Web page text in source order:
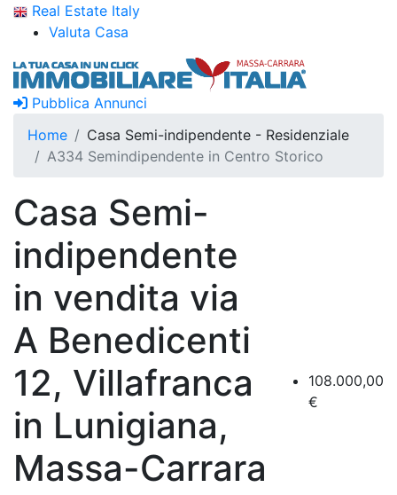
Real Estate Italy
Valuta Casa
Pubblica Annunci
Home
Casa Semi-indipendente - Residenziale
A334 Semindipendente in Centro Storico
Casa Semi-
indipendente
in vendita via
A Benedicenti
12, Villafranca
in Lunigiana,
Massa-Carrara
108.000,00
€